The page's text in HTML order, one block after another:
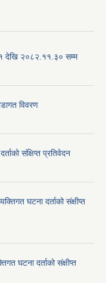
देखि २०८२.११.३० सम्म
विवरण
संक्षिप्त प्रतिवेदन
घटना दर्ताको संक्षीप्त
घटना दर्ताको संक्षीप्त